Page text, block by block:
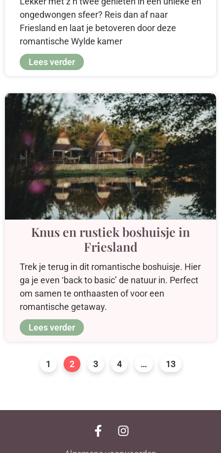
ongedwongen sfeer? Reis dan af naar
Friesland en laat je betoveren door deze
romantische Wylde kamer
Lees verder
Knus en rustiek boshuisje in
Friesland
Trek je terug in dit romantische boshuisje. Hier
ga je even ‘back to basic’ de natuur in. Perfect
om samen te onthaasten of voor een
romantische getaway.
Lees verder
1 2 3 4 … 13